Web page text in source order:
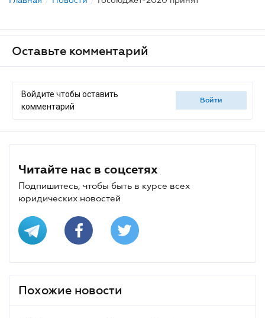
Оставьте комментарий
Войдите чтобы оставить
комментарий
войти
Читайте нас в соцсетях
Подпишитесь, чтобы быть в курсе всех
юридических новостей
Похожие новости